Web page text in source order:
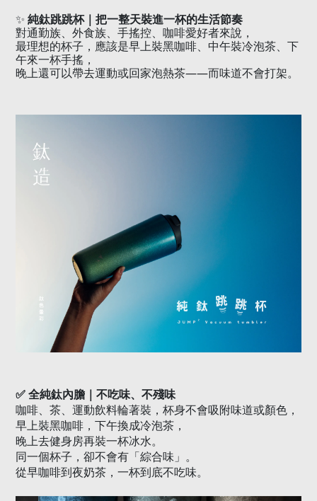
✨ 純鈦跳跳杯｜把一整天裝進一杯的生活節奏
對通勤族、外食族、手搖控、咖啡愛好者來說，
最理想的杯子，應該是早上裝黑咖啡、中午裝冷泡茶、下
午來一杯手搖，
晚上還可以帶去運動或回家泡熱茶——而味道不會打架。
✅ 全純鈦內膽｜不吃味、不殘味
咖啡、茶、運動飲料輪著裝，杯身不會吸附味道或顏色，
早上裝黑咖啡，下午換成冷泡茶，
晚上去健身房再裝一杯冰水。
同一個杯子，卻不會有「綜合味」。
從早咖啡到夜奶茶，一杯到底不吃味。